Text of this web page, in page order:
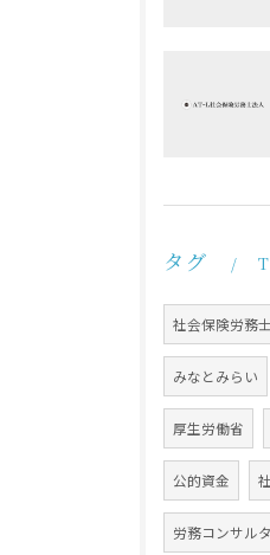
タグ
社会保険労務士
みなとみらい
厚生労働省
公的資金
労務コンサル